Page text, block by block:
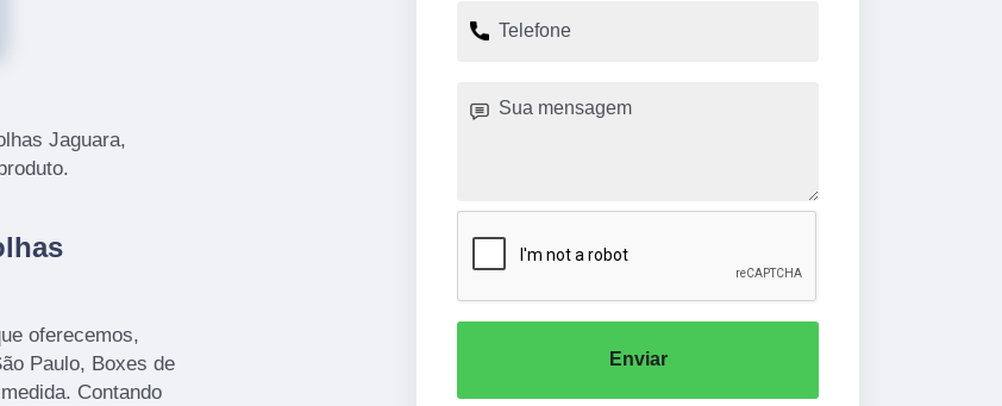
Jaguara,
oferecemos,
Paulo, Boxes de
Contando
Enviar